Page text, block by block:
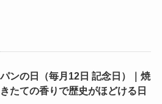
パンの日（毎月12日 記念日）｜焼
きたての香りで歴史がほどける日